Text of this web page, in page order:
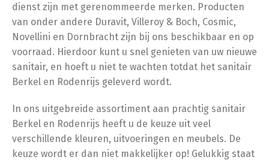
dienst zijn met gerenommeerde merken. Producten
van onder andere Duravit, Villeroy & Boch, Cosmic,
Novellini en Dornbracht zijn bij ons beschikbaar en op
voorraad. Hierdoor kunt u snel genieten van uw nieuwe
sanitair, en hoeft u niet te wachten totdat het sanitair
Berkel en Rodenrijs geleverd wordt.
In ons uitgebreide assortiment aan prachtig sanitair
Berkel en Rodenrijs heeft u de keuze uit veel
verschillende kleuren, uitvoeringen en meubels. De
keuze wordt er dan niet makkelijker op! Gelukkig staat